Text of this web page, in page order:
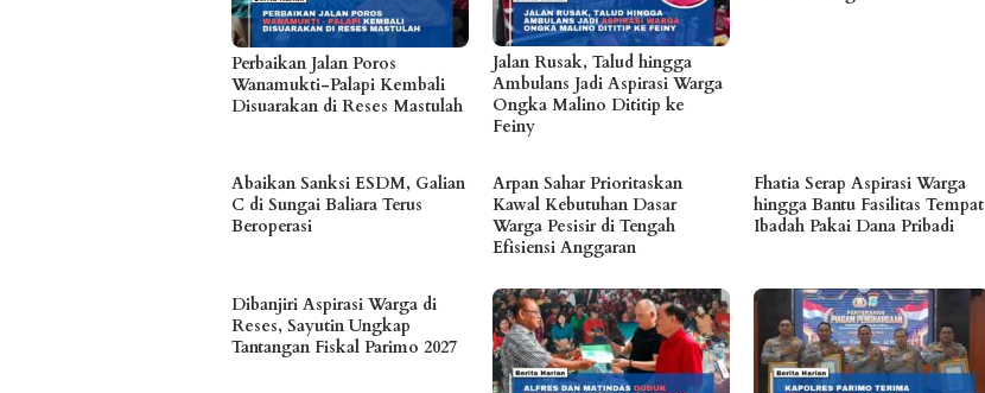
Perbaikan Jalan Poros
Wanamukti-Palapi Kembali
Disuarakan di Reses Mastulah
Jalan Rusak, Talud hingga
Ambulans Jadi Aspirasi Warga
Ongka Malino Dititip ke
Feiny
Abaikan Sanksi ESDM, Galian
C di Sungai Baliara Terus
Beroperasi
Arpan Sahar Prioritaskan
Kawal Kebutuhan Dasar
Warga Pesisir di Tengah
Efisiensi Anggaran
Fhatia Serap Aspirasi Warga
hingga Bantu Fasilitas Tempat
Ibadah Pakai Dana Pribadi
Dibanjiri Aspirasi Warga di
Reses, Sayutin Ungkap
Tantangan Fiskal Parimo 2027